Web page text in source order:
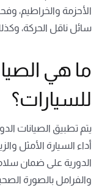
الأحزمة والخراطيم،
سائل ناقل الحركة،
ما هي
للسيارات؟
يتم تطبيق الصيانات
أداء السيارة الأمثل
الدورية على ضمان
والفرامل بالصورة